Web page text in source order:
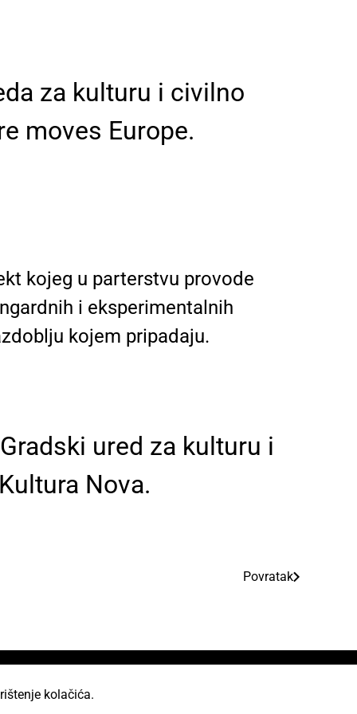
za kulturu i civilno
moves Europe.
kojeg u parterstvu provode
i eksperimentalnih
kojem pripadaju.
ured za kulturu i
Nova.
Povratak
kolačića.